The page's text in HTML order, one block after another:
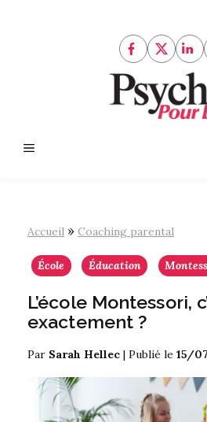
Accueil » Coaching parental
École Éducation
L’école Montessori,
exactement ?
Par Sarah Hellec | Publié le 15/